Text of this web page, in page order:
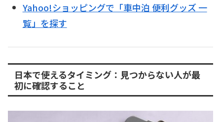
Yahoo!ショッピングで「車中泊 便利グッズ 一
覧」を探す
日本で使えるタイミング：見つからない人が最
初に確認すること